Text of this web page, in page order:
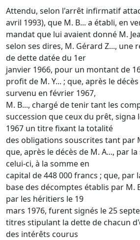
Attendu, selon l'arrêt infirmatif
avril 1993), que M. B... a établi, en
mandat que lui avaient donné M.
selon ses dires, M. Gérard Z..., une
de dette datée du 1er
janvier 1966, pour un montant de
profit de M. Y... ; que, après le décès
survenu en février 1967,
M. B..., chargé de tenir tant les
succession que ceux du prêt, signa
1967 un titre fixant la totalité
des obligations souscrites tant par
que, après le décès de M. A..., par
celui-ci, à la somme en
capital de 448 000 francs ; que, par
base des décomptes établis par M.
par les héritiers le 19
mars 1976, furent signés le 25
titres stipulant la dette de chacun
des intérêts courus